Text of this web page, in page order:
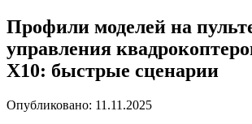
Профили моделей на
управления
X10: быстрые сценарии
Опубликовано: 11.11.2025